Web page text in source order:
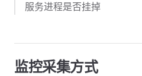
服务进程是否挂掉
监控采集方式